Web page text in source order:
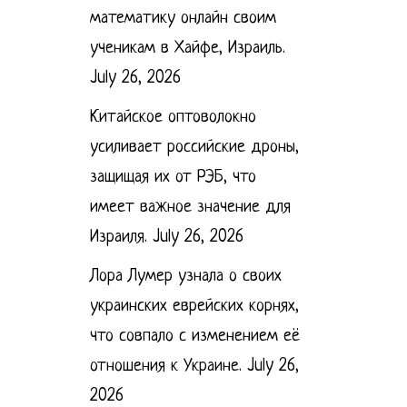
математику онлайн своим
ученикам в Хайфе, Израиль.
July 26, 2026
Китайское оптоволокно
усиливает российские дроны,
защищая их от РЭБ, что
имеет важное значение для
Израиля. July 26, 2026
Лора Лумер узнала о своих
украинских еврейских корнях,
что совпало с изменением её
отношения к Украине. July 26,
2026